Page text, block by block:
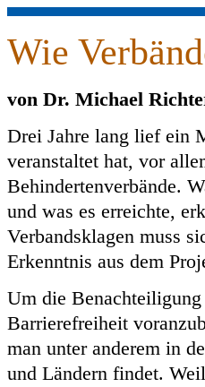
Wie
von Dr. Michael
Drei Jahre lang lief ein
veranstaltet hat, vor
Behindertenverbände.
und was es erreichte,
Verbandsklagen muss
Erkenntnis aus dem
Um die
Barrierefreiheit
man unter anderem in
und Ländern findet.